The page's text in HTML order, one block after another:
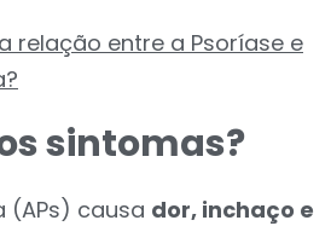
relação entre a Psoríase e
sintomas?
(APs) causa dor, inchaço e